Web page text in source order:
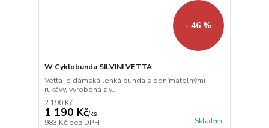
- 46 %
W Cyklobunda SILVINI VETTA
Vetta je dámská lehká bunda s odnímatelnými
rukávy, vyrobená z v...
2 190 Kč
1 190 Kč/ks
983 Kč bez DPH Skladem